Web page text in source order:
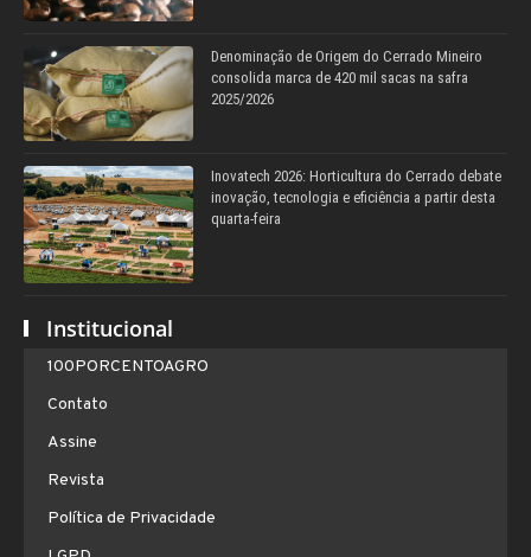
Denominação de Origem do Cerrado Mineiro
consolida marca de 420 mil sacas na safra
2025/2026
Inovatech 2026: Horticultura do Cerrado debate
inovação, tecnologia e eficiência a partir desta
quarta-feira
Institucional
100PORCENTOAGRO
Contato
Assine
Revista
Política de Privacidade